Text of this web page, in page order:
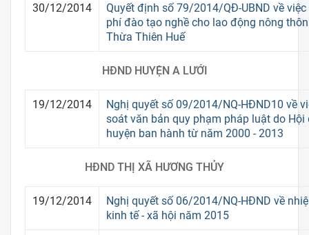
30/12/2014
Quyết định số 79/2014/QĐ-UBND về
phí đào tạo nghề cho lao động nông
Thừa Thiên Huế
HĐND HUYỆN A LƯỚI
19/12/2014
Nghị quyết số 09/2014/NQ-HĐND10 về
soát văn bản quy phạm pháp luật do Hội
huyện ban hành từ năm 2000 - 2013
HĐND THỊ XÃ HƯƠNG THỦY
19/12/2014
Nghị quyết số 06/2014/NQ-HĐND về
kinh tế - xã hội năm 2015